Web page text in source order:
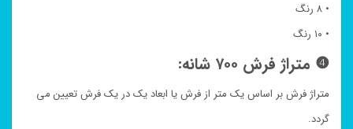
• ۸ رنگ
• ۱۰ رنگ
❹ متراژ فرش ۷۰۰ شانه:
متراژ فرش بر اساس یک متر از فرش یا ابعاد یک در یک فرش تعیین می
گردد.